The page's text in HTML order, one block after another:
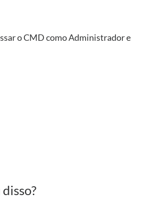
o CMD como Administrador e